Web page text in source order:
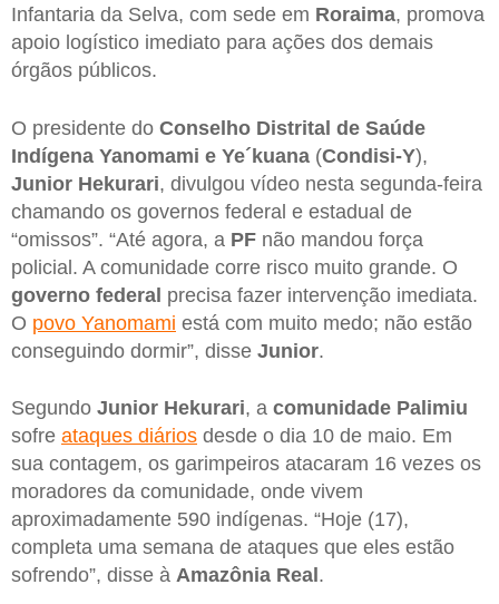
Infantaria da Selva, com sede em Roraima, promova
apoio logístico imediato para ações dos demais
órgãos públicos.
O presidente do Conselho Distrital de Saúde
Indígena Yanomami e Ye´kuana (Condisi-Y),
Junior Hekurari, divulgou vídeo nesta segunda-feira
chamando os governos federal e estadual de
“omissos”. “Até agora, a PF não mandou força
policial. A comunidade corre risco muito grande. O
governo federal precisa fazer intervenção imediata.
O povo Yanomami está com muito medo; não estão
conseguindo dormir”, disse Junior.
Segundo Junior Hekurari, a comunidade Palimiu
sofre ataques diários desde o dia 10 de maio. Em
sua contagem, os garimpeiros atacaram 16 vezes os
moradores da comunidade, onde vivem
aproximadamente 590 indígenas. “Hoje (17),
completa uma semana de ataques que eles estão
sofrendo”, disse à Amazônia Real .